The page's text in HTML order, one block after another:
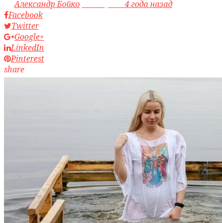
byАлександр Бойко
4 года назад
Facebook
Twitter
Google+
LinkedIn
Pinterest
share